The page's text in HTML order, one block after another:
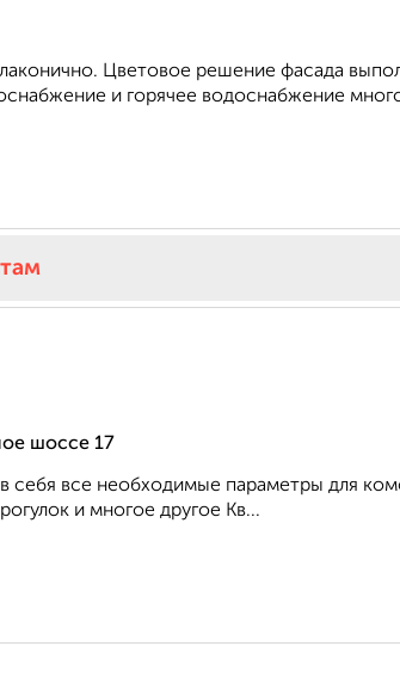
Цветовое решение фасада
и горячее водоснабжение
шоссе 17
себя все необходимые параметры для
и многое другое Кв...